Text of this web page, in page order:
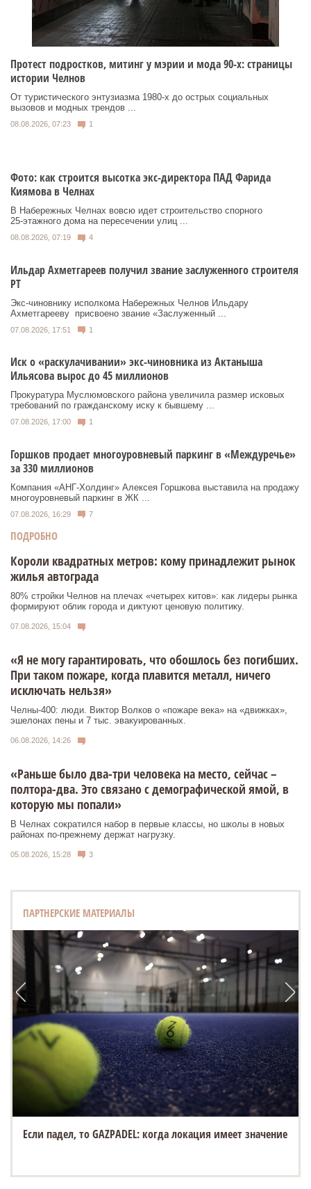
Протест подростков, митинг у мэрии и мода 90-х: страницы
истории Челнов
От туристического энтузиазма 1980‑х до острых социальных
вызовов и модных трендов ...
08.08.2026, 07:23 1
Фото: как строится высотка экс-директора ПАД Фарида
Киямова в Челнах
В Набережных Челнах вовсю идет строительство спорного
25‑этажного дома на пересечении улиц ...
08.08.2026, 07:19 4
Ильдар Ахметгареев получил звание заслуженного строителя
РТ
Экс‑чиновнику исполкома Набережных Челнов Ильдару
Ахметгарееву присвоено звание «Заслуженный ...
07.08.2026, 17:51 1
Иск о «раскулачивании» экс-чиновника из Актаныша
Ильясова вырос до 45 миллионов
Прокуратура Муслюмовского района увеличила размер исковых
требований по гражданскому иску к бывшему ...
07.08.2026, 17:00 1
Горшков продает многоуровневый паркинг в «Междуречье»
за 330 миллионов
Компания «АНГ-Холдинг» Алексея Горшкова выставила на продажу
многоуровневый паркинг в ЖК ...
07.08.2026, 16:29 7
ПОДРОБНО
Короли квадратных метров: кому принадлежит рынок
жилья автограда
80% стройки Челнов на плечах «четырех китов»: как лидеры рынка
формируют облик города и диктуют ценовую политику.
07.08.2026, 15:04
«Я не могу гарантировать, что обошлось без погибших.
При таком пожаре, когда плавится металл, ничего
исключать нельзя»
Челны-400: люди. Виктор Волков о «пожаре века» на «движках»,
эшелонах пены и 7 тыс. эвакуированных.
06.08.2026, 14:26
«Раньше было два-три человека на место, сейчас –
полтора-два. Это связано с демографической ямой, в
которую мы попали»
В Челнах сократился набор в первые классы, но школы в новых
районах по-прежнему держат нагрузку.
05.08.2026, 15:28 3
ПАРТНЕРСКИЕ МАТЕРИАЛЫ
Если падел, то GAZPADEL: когда локация имеет значение